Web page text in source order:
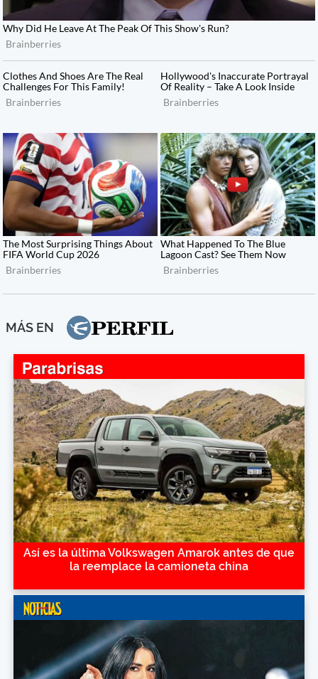
MÁS EN
Así es la última Volkswagen Amarok antes de que
la reemplace la camioneta china